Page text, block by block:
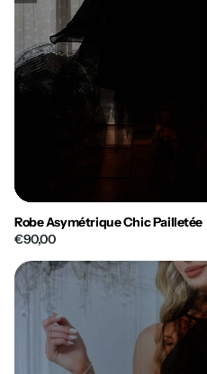
Robe Asymétrique Chic Pailletée
€90,00